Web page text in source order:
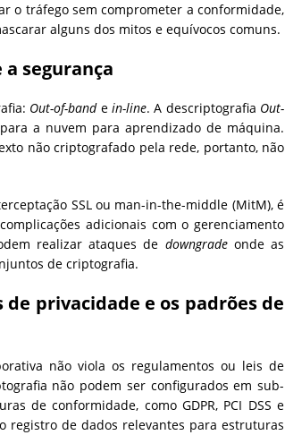
o tráfego sem comprometer a conformidade,
alguns dos mitos e equívocos comuns.
segurança
Out-of-bandein-line. A descriptografia Out-
a nuvem para aprendizado de máquina.
não criptografado pela rede, portanto, não
SSL ou man-in-the-middle (MitM), é
adicionais com o gerenciamento
realizar ataques de downgradeonde as
de criptografia.
privacidade e os padrões de
não viola os regulamentos ou leis de
não podem ser configurados em sub-
de conformidade, como GDPR, PCI DSS e
registro de dados relevantes para estruturas